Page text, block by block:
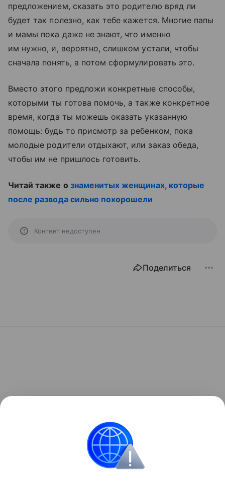
предложением, сказать это родителю вряд ли
будет так полезно, как тебе кажется. Многие папы
и мамы пока даже не знают, что именно
им нужно, и, вероятно, слишком устали, чтобы
сначала понять, а потом сформулировать это.
Вместо этого предложи конкретные способы,
которыми ты готова помочь, а также конкретное
время, когда ты можешь оказать указанную
помощь: будь то присмотр за ребенком, пока
молодые родители отдыхают, или заказ обеда,
чтобы им не пришлось готовить.
Читай также о знаменитых женщинах, которые
после развода сильно похорошели
Контент недоступен
Поделиться